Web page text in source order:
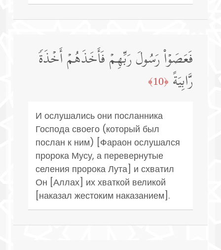
فَعَصَوۡا۟ رَسُولَ رَبِّهِمۡ فَأَخَذَهُمۡ أَخۡذَةࣰ
رَّابِیَةً ﴿10﴾
И ослушались они посланника
Господа своего (который был
послан к ним) [Фараон ослушался
пророка Мусу, а перевернутые
селения пророка Лута] и схватил
Он [Аллах] их хваткой великой
[наказал жестоким наказанием].